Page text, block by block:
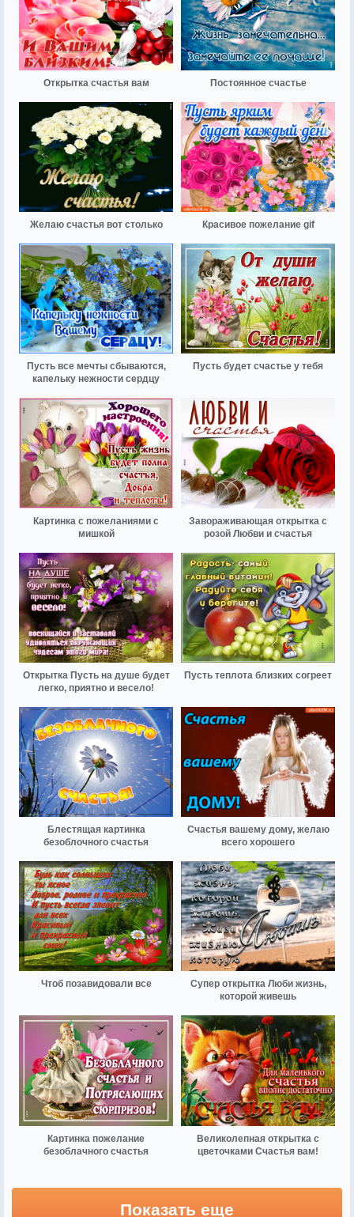
Открытка счастья вам Постоянное счастье
Желаю счастья вот столько Красивое пожелание gif
Пусть все мечты сбываются,
капельку нежности сердцу
Пусть будет счастье у тебя
Картинка с пожеланиями с
мишкой
Завораживающая открытка с
розой Любви и счастья
Открытка Пусть на душе будет
легко, приятно и весело!
Пусть теплота близких согреет
Блестящая картинка
безоблочного счастья
Счастья вашему дому, желаю
всего хорошего
Чтоб позавидовали все
Супер открытка Люби жизнь,
которой живешь
Картинка пожелание
безоблачного счастья
Великолепная открытка с
цветочками Счастья вам!
Показать еще